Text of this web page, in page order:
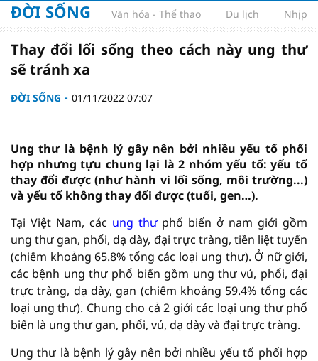
ĐỜI SỐNG Văn hóa - Thể thao Du lịch Nhịp
Thay đổi lối sống theo cách này ung thư
sẽ tránh xa
ĐỜI SỐNG 01/11/2022 07:07
Ung thư là bệnh lý gây nên bởi nhiều yếu tố phối
hợp nhưng tựu chung lại là 2 nhóm yếu tố: yếu tố
thay đổi được (như hành vi lối sống, môi trường...)
và yếu tố không thay đổi được (tuổi, gen…).
Tại Việt Nam, các ung thưphổ biến ở nam giới gồm
ung thư gan, phổi, dạ dày, đại trực tràng, tiền liệt tuyến
(chiếm khoảng 65.8% tổng các loại ung thư). Ở nữ giới,
các bệnh ung thư phổ biến gồm ung thư vú, phổi, đại
trực tràng, dạ dày, gan (chiếm khoảng 59.4% tổng các
loại ung thư). Chung cho cả 2 giới các loại ung thư phổ
biến là ung thư gan, phổi, vú, dạ dày và đại trực tràng.
Ung thư là bệnh lý gây nên bởi nhiều yếu tố phối hợp